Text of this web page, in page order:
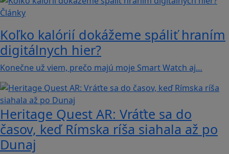
Články
Koľko kalórií dokážeme spáliť hraním
digitálnych hier?
Konečne už viem, prečo majú moje Smart Watch aj…
Heritage Quest AR: Vráťte sa do
časov, keď Rímska ríša siahala až po
Dunaj